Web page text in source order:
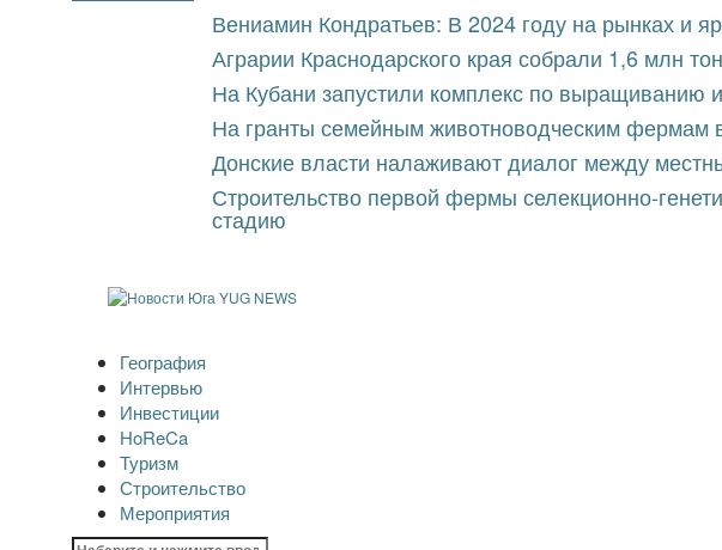
Вениамин Кондратьев: В 2024 году на рынках и
Аграрии Краснодарского края собрали 1,6 млн
На Кубани запустили комплекс по выращиванию
На гранты семейным животноводческим фермам
Донские власти налаживают диалог между
Строительство первой фермы селекционно-
стадию
География
Интервью
Инвестиции
HoReCa
Туризм
Строительство
Мероприятия
Найти: